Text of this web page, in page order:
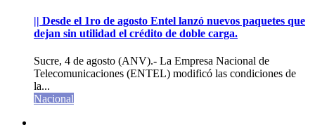
|| Desde el 1ro de agosto Entel lanzó nuevos paquetes que
dejan sin utilidad el crédito de doble carga.
Sucre, 4 de agosto (ANV).- La Empresa Nacional de
Telecomunicaciones (ENTEL) modificó las condiciones de
la...
Nacional